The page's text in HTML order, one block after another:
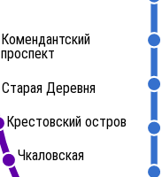
Чкаловская
Крестовский остров
Старая Деревня
Комендантский
проспект